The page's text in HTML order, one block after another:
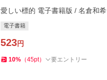
愛しい標的 電子書籍版 / 名倉和希
電子書籍
523円
10% （45pt） 要エントリー